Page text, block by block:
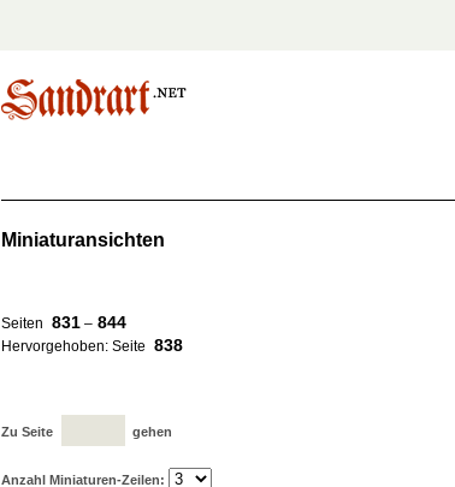
Miniaturansichten
Seiten 831 – 844
Hervorgehoben: Seite 838
Zu Seite gehen
Anzahl Miniaturen-Zeilen: